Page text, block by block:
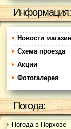
Информация:
Новости
Схема проезда
Акции
Фотогалерея
Погода:
Погода в Порхове